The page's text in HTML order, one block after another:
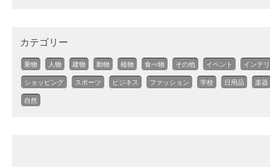
カテゴリー
乗物 人物 建物 動物 植物 食べ物 その他 イベント インテ
ショッピング スポーツ ビジネス ファッション 学校 日用品 楽器
自然